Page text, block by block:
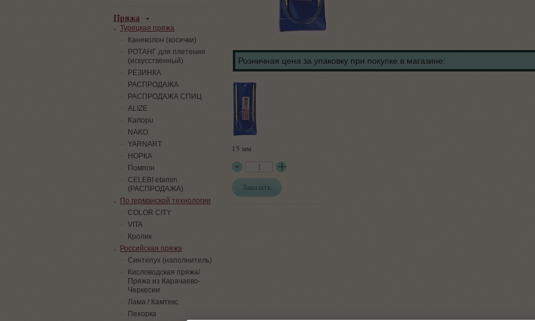
Розничная цена за упаковку при покупке в магазине:
15 мм
Заказать
Пряжа
Турецкая пряжа
Канеколон (косички)
РОТАНГ для плетения
(искусственный)
PЕЗИНКА
РАСПРОДАЖА
РАСПРОДАЖА СПИЦ
ALIZE
Kartopu
NAKO
YARNART
НОРКА
Помпон
СELEBI etamin
(РАСПРОДАЖА)
По германской технологии
COLOR CITY
VITA
Кролик
Российская пряжа
Синтепух (наполнитель)
Кисловодская пряжа/
Пряжа из Карачаево-
Черкесии
Лама / Камтекс
Пехорка